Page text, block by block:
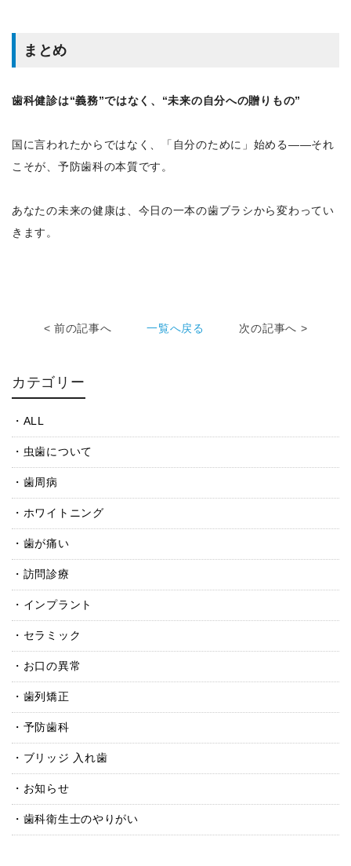
まとめ
歯科健診は“義務”ではなく、“未来の自分への贈りもの”
国に言われたからではなく、「自分のために」始める――それ
こそが、予防歯科の本質です。
あなたの未来の健康は、今日の一本の歯ブラシから変わってい
きます。
< 前の記事へ 一覧へ戻る 次の記事へ >
カテゴリー
ALL
虫歯について
歯周病
ホワイトニング
歯が痛い
訪問診療
インプラント
セラミック
お口の異常
歯列矯正
予防歯科
ブリッジ 入れ歯
お知らせ
歯科衛生士のやりがい